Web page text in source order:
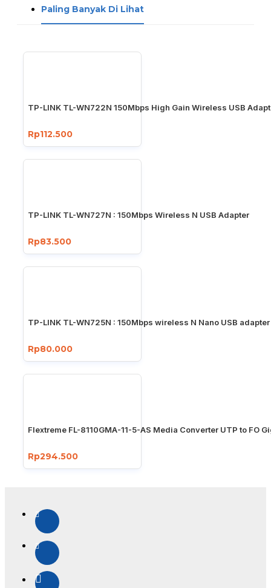
Paling Banyak Di Lihat
TP-LINK TL-WN722N 150Mbps High Gain Wireless USB
Rp112.500
TP-LINK TL-WN727N : 150Mbps Wireless N USB Adapter
Rp83.500
TP-LINK TL-WN725N : 150Mbps wireless N Nano USB adapter
Rp80.000
Flextreme FL-8110GMA-11-5-AS Media Converter UTP to FO
Rp294.500